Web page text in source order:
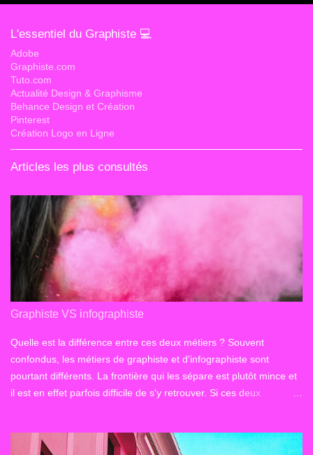
L'essentiel du Graphiste 💻
Adobe
Graphiste.com
Tuto.com
Actualité Design & Graphisme
Behance Design et Création
Pinterest
Création Logo en Ligne
Articles les plus consultés
Graphiste VS infographiste
Quelle est la différence entre ces deux métiers ? Souvent
confondus, les métiers de graphiste et d'infographiste sont
pourtant différents. La frontière qui les sépare est plutôt mince et
il est en effet parfois difficile de s'y retrouver. Si ces deux
pas les mêmes. Comment distinguer un graphiste d'un